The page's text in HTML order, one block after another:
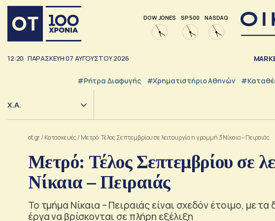
DOW JONES SP 500 NASDAQ
12:20 ΠΑΡΑΣΚΕΥΗ07 ΑΥΓΟΥΣΤΟΥ2026
#ρήτρα Διαφυγής #Χρηματιστήριο Αθηνών
Χ.Α.
ot.gr/ Κατασκευές/ Μετρό: Τέλος Σεπτεμβρίου σε λειτουργία η γραμμή 3 Νίκαια – Πειραιάς
Μετρό: Τέλος Σεπτεμβρίου σε
Νίκαια – Πειραιάς
Το τμήμα Νίκαια – Πειραιάς είναι σχεδόν έτοιμο, με
έργα να βρίσκονται σε πλήρη εξέλιξη